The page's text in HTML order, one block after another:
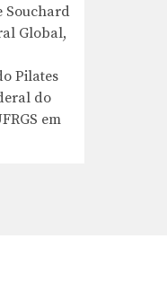
Souchard
Global,
Pilates
do
em